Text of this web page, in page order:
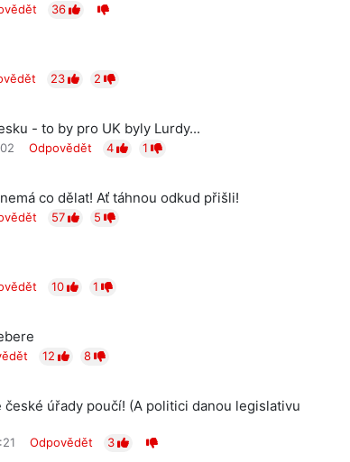
36
23 2
- to by pro UK byly Lurdy...
Odpovědět 4 1
co dělat! Ať táhnou odkud přišli!
57 5
10 1
12 8
české úřady poučí! (A politici danou legislativu
Odpovědět 3